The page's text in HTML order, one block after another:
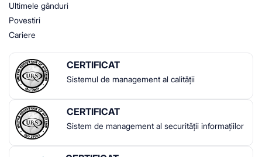
Ultimele gânduri
Povestiri
Cariere
CERTIFICAT
Sistemul de management al calității
CERTIFICAT
Sistem de management al securității informațiilor